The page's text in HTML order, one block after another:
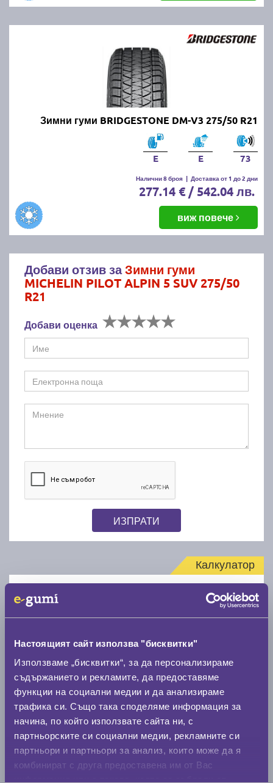
Настоящият сайт използва "бисквитки"
Използваме „бисквитки“, за да персонализираме
съдържанието и рекламите, да предоставяме
функции на социални медии и да анализираме
трафика си. Също така споделяме информация за
начина, по който използвате сайта ни, с
партньорските си социални медии, рекламните си
партньори и партньори за анализ, които може да я
комбинират с друга предоставена им от Вас
Зимни гуми BRIDGESTONE DM-V3 275/50 R21
E E 73
Налични 8 броя | Доставка от 1 до 2 дни
277.14 € / 542.04 лв.
виж повече
Добави отзив заЗимни гуми
MICHELIN PILOT ALPIN 5 SUV 275/50
R21
Добави оценка
ИЗПРАТИ
Калкулатор
Нов размер